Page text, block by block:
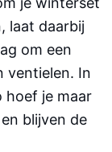
laat daarbij
om een
ventielen. In
hoef je maar
blijven de